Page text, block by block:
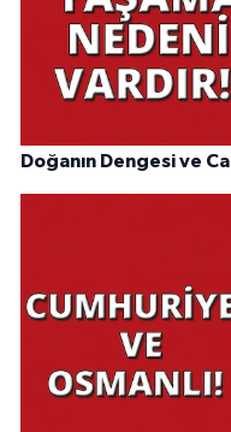
Doğanın Dengesi ve